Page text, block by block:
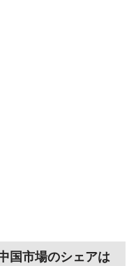
国市場のシェアは